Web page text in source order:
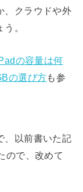
、クラウドや外
。
の容量は何
の選び方も参
、以前書いた記
ので、改めて